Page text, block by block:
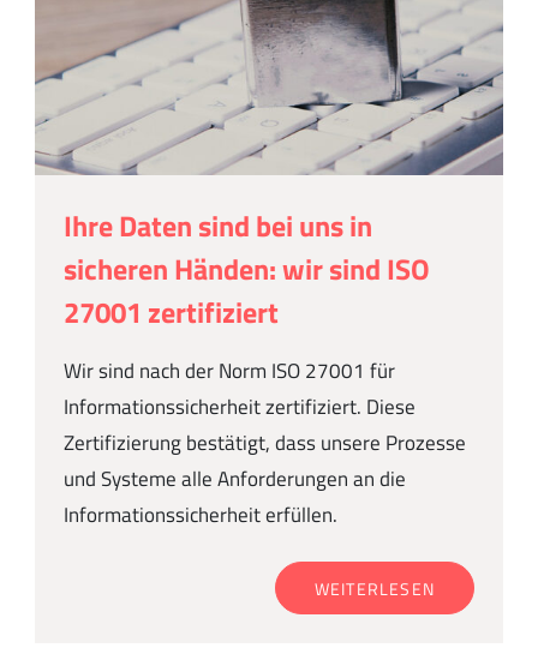
Ihre Daten sind bei uns in
sicheren Händen: wir sind ISO
27001 zertifiziert
Wir sind nach der Norm ISO 27001 für
Informationssicherheit zertifiziert. Diese
Zertifizierung bestätigt, dass unsere Prozesse
und Systeme alle Anforderungen an die
Informationssicherheit erfüllen.
WEITERLESEN